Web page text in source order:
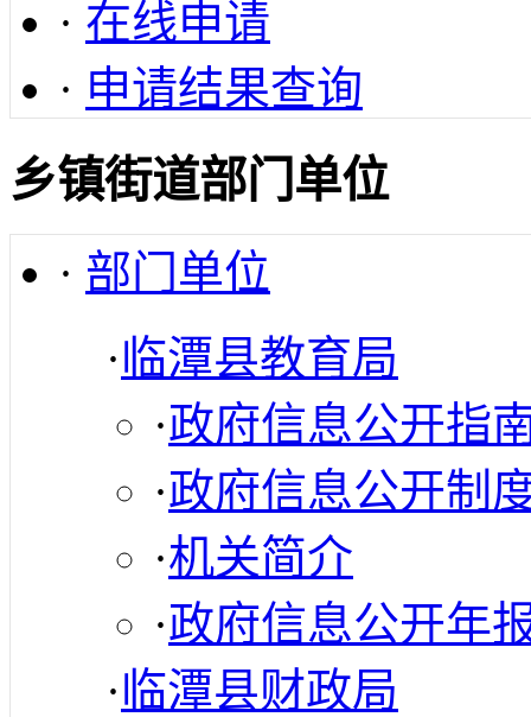
· 在线申请
· 申请结果查询
乡镇街道部门单位
· 部门单位
·临潭县教育局
·政府信息公开指
·政府信息公开制
·机关简介
·政府信息公开年
·临潭县财政局